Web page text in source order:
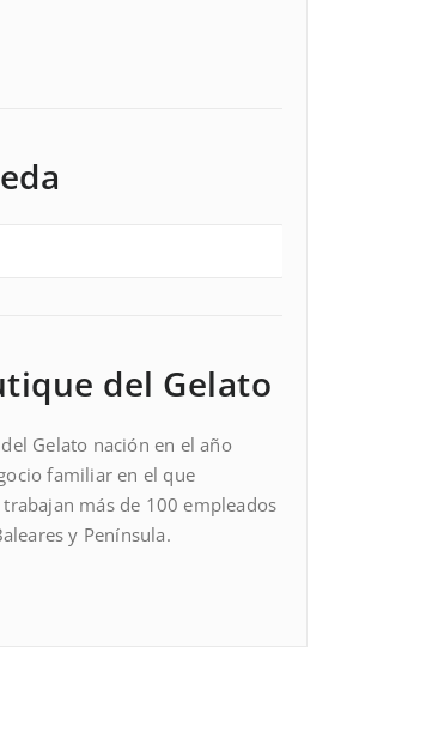
del Gelato
Gelato nación en el año
familiar en el que
más de 100 empleados
y Península.